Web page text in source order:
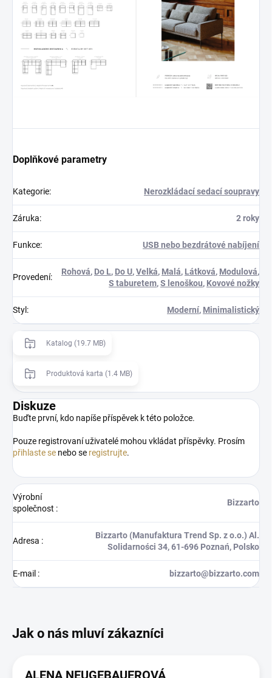
Doplňkové parametry
Kategorie: Nerozkládací sedací soupravy
Záruka: 2 roky
Funkce: USB nebo bezdrátové nabíjení
Provedení:
Rohová, Do L, Do U,Velká, Malá, Látková, Modulová,
S taburetem,S lenoškou, Kovové nožky
Styl: Moderní, Minimalistický
Katalog (19.7 MB)
Produktová karta (1.4 MB)
Diskuze
Buďte první, kdo napíše příspěvek k této položce.
Pouze registrovaní uživatelé mohou vkládat příspěvky. Prosím
přihlaste se nebo se registrujte.
Výrobní
společnost :
Bizzarto
Adresa :
Bizzarto (Manufaktura Trend Sp. z o.o.) Al.
Solidarności 34, 61‑696 Poznań, Polsko
E-mail : bizzarto@bizzarto.com
ALENA NEUGEBAUEROVÁ